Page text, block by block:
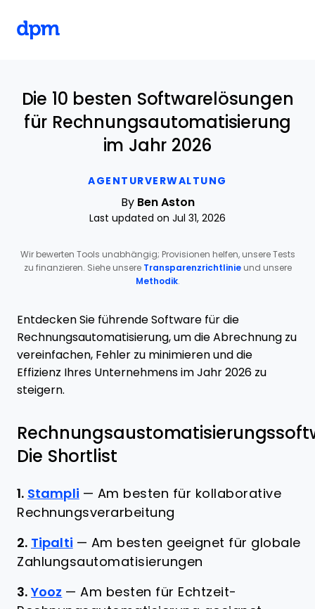
AGENTURVERWALTUNG
Die 10 besten Softwarelösungen
für Rechnungsautomatisierung
im Jahr 2026
By Ben Aston
Last updated on Jul 31, 2026
Wir bewerten Tools unabhängig; Provisionen helfen, unsere Tests
zu finanzieren. Siehe unsere Transparenzrichtlinieund unsere
Methodik.
Entdecken Sie führende Software für die
Rechnungsautomatisierung, um die Abrechnung zu
vereinfachen, Fehler zu minimieren und die
Effizienz Ihres Unternehmens im Jahr 2026 zu
steigern.
Die Shortlist
1. Stampli — Am besten für kollaborative
Rechnungsverarbeitung
2. Tipalti — Am besten geeignet für globale
Zahlungsautomatisierungen
3. Yooz —Am besten für Echtzeit-